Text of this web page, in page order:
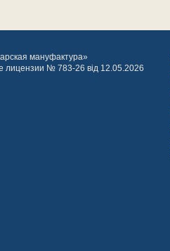
мануфактура»
лицензии № 783-26 від 12.05.2026